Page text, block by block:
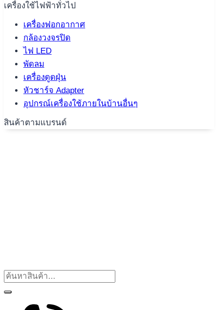
เครื่องใช้ไฟฟ้าทั่วไป
เครื่องฟอกอากาศ
กล้องวงจรปิด
ไฟ LED
พัดลม
เครื่องดูดฝุ่น
หัวชาร์จ Adapter
อุปกรณ์เครื่องใช้ภายในบ้านอื่นๆ
สินค้าตามแบรนด์